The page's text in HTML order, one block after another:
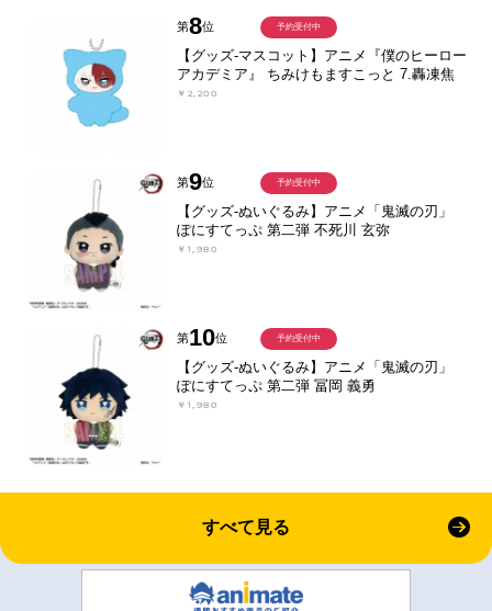
第8位
【グッズ-マスコット】アニメ『僕のヒーロー
アカデミア』 ちみけもますこっと 7.轟凍焦
￥2,200
予約受付中
第9位
【グッズ-ぬいぐるみ】アニメ「鬼滅の刃」
ぽにすてっぷ 第二弾 不死川 玄弥
￥1,980
予約受付中
第10位
【グッズ-ぬいぐるみ】アニメ「鬼滅の刃」
ぽにすてっぷ 第二弾 冨岡 義勇
￥1,980
予約受付中
すべて見る